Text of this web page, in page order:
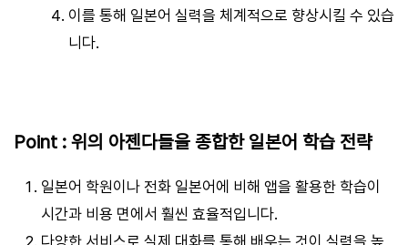
이를 통해 일본어 실력을 체계적으로 향상시킬 수 있습
니다.
Point : 위의 아젠다들을 종합한 일본어 학습 전략
일본어 학원이나 전화 일본어에 비해 앱을 활용한 학습이
시간과 비용 면에서 훨씬 효율적입니다.
다양한 서비스로 실제 대화를 통해 배우는 것이 실력을 높